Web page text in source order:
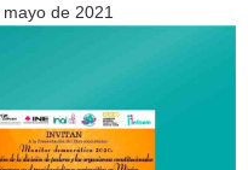
de 2021